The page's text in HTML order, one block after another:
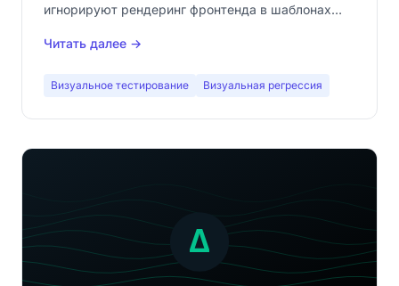
игнорируют рендеринг фронтенда в шаблонах
тестирование закрывает эту огромную брешь в
Читать далее →
Визуальное тестирование Визуальная регрессия